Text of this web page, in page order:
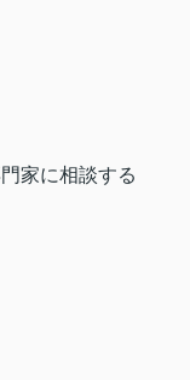
家に相談する